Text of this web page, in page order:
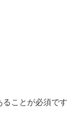
ことが必須です